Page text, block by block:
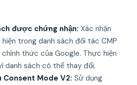
được chứng nhận: Xác nhận
hiện trong danh sách đối tác CMP
thức của Google. Thực hiện
danh sách có thể thay đổi.
Consent Mode V2: Sử dụng